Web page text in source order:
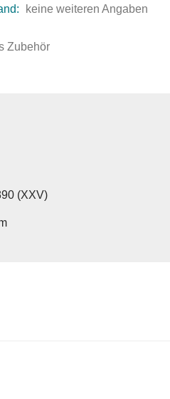
keine weiteren Angaben
Zubehör
(XXV)